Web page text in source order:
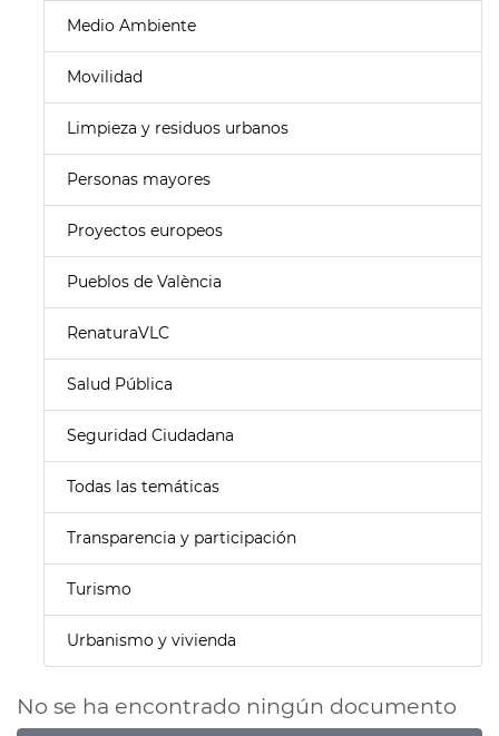
Medio Ambiente
Movilidad
Limpieza y residuos urbanos
Personas mayores
Proyectos europeos
Pueblos de València
RenaturaVLC
Salud Pública
Seguridad Ciudadana
Todas las temáticas
Transparencia y participación
Turismo
Urbanismo y vivienda
No se ha encontrado ningún documento